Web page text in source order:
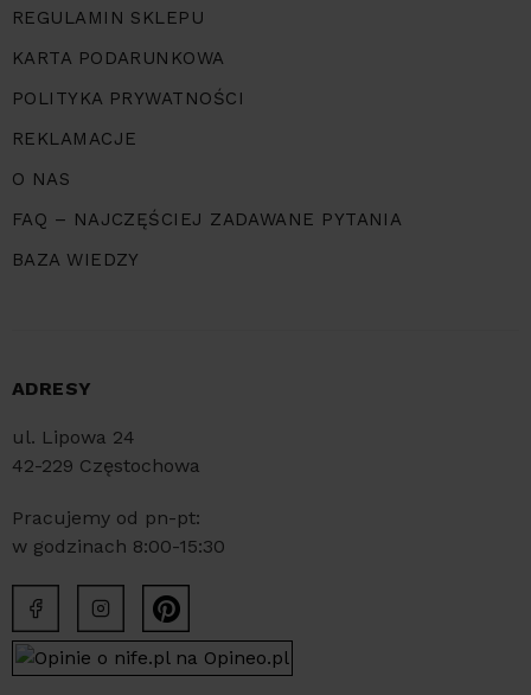
REGULAMIN SKLEPU
KARTA PODARUNKOWA
POLITYKA PRYWATNOŚCI
REKLAMACJE
O NAS
FAQ – NAJCZĘŚCIEJ ZADAWANE PYTANIA
BAZA WIEDZY
ADRESY
ul. Lipowa 24
42-229 Częstochowa
Pracujemy od pn-pt:
w godzinach 8:00-15:30